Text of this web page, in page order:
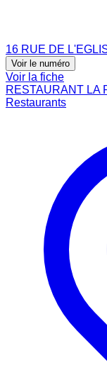
16 RUE DE
Voir le numéro
Voir la fiche
RESTAURANT LA
Restaurants